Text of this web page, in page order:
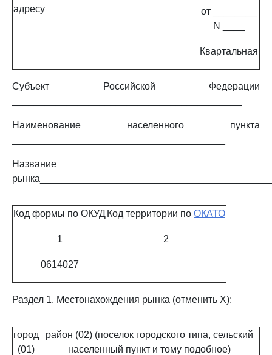
адресу
от ________
N ____
Квартальная
Субъект Российской Федерации
Наименование населенного пункта
Название
Код формы по ОКУД Код территории по ОКАТО
1 2
0614027
Раздел 1. Местонахождения рынка (отменить X):
город
(01)
район (02) (поселок городского типа, сельский
населенный пункт и тому подобное)